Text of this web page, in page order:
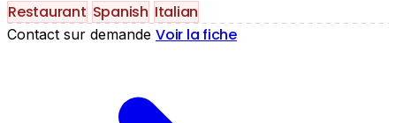
Restaurant Spanish Italian
Contact sur demande Voir la fiche